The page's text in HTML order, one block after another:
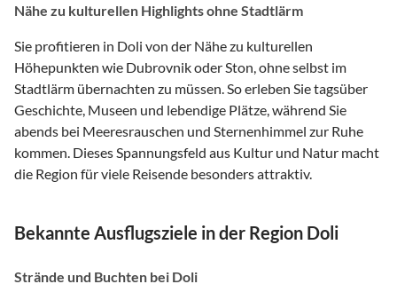
Nähe zu kulturellen Highlights ohne Stadtlärm
Sie profitieren in Doli von der Nähe zu kulturellen
Höhepunkten wie Dubrovnik oder Ston, ohne selbst im
Stadtlärm übernachten zu müssen. So erleben Sie tagsüber
Geschichte, Museen und lebendige Plätze, während Sie
abends bei Meeresrauschen und Sternenhimmel zur Ruhe
kommen. Dieses Spannungsfeld aus Kultur und Natur macht
die Region für viele Reisende besonders attraktiv.
Bekannte Ausflugsziele in der Region Doli
Strände und Buchten bei Doli